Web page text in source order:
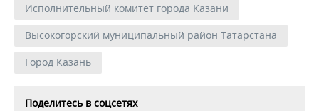
Исполнительный комитет города Казани
Высокогорский муниципальный район Татарстана
Город Казань
Поделитесь в соцсетях